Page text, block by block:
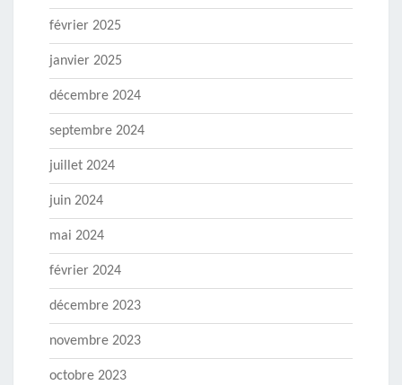
février 2025
janvier 2025
décembre 2024
septembre 2024
juillet 2024
juin 2024
mai 2024
février 2024
décembre 2023
novembre 2023
octobre 2023